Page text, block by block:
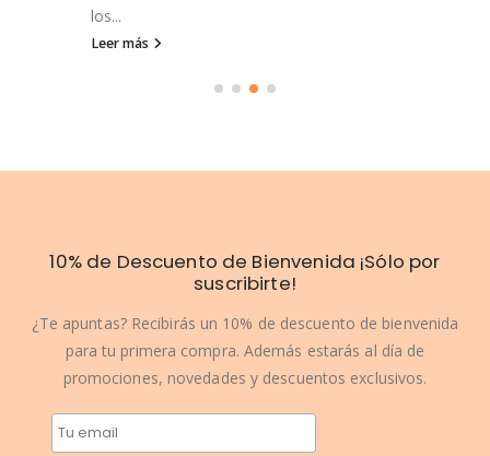
los...
Leer más
10% de Descuento de Bienvenida ¡Sólo por
suscribirte!
¿Te apuntas? Recibirás un 10% de descuento de bienvenida
para tu primera compra. Además estarás al día de
promociones, novedades y descuentos exclusivos.